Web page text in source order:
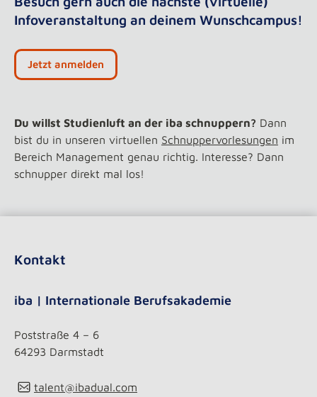
Infoveranstaltung an deinem Wunschcampus!
Jetzt anmelden
Du willst Studienluft an der iba schnuppern? Dann
bist du in unseren virtuellen Schnuppervorlesungen im
Bereich Management genau richtig. Interesse? Dann
schnupper direkt mal los!
Kontakt
iba | Internationale Berufsakademie
Poststraße 4 – 6
64293 Darmstadt
talent@ibadual.com